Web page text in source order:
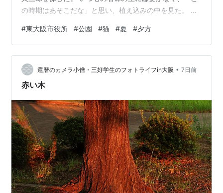
の時期はあそこだな」と思い、植え込みの中を見た。 排
んやりとして気持ちいいのだろう。 ふたは格子状で、又
三郎が網焼きになっているように見えた。 「夏は網焼き
だな」と思いながら、又三郎にカメラを向けた。 格子状
の鉄のふたの上で寝そべっていた又三郎
#東大阪市役所 #公園 #猫 #夏 #夕方
還暦のカメラ小僧・三好学生のフォトライフin大阪 • 7日前
赤い木